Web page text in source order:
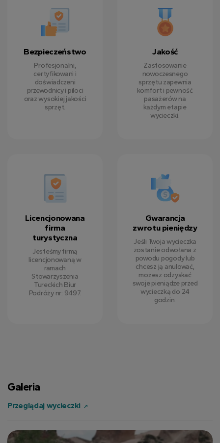
Bezpieczeństwo
Profesjonalni,
certyfikowani i
doświadczeni
przewodnicy i piloci
oraz wysokiej jakości
sprzęt.
Jakość
Zastosowanie
nowoczesnego
sprzętu zapewnia
komfort i pewność
pasażerów na
każdym etapie
wycieczki.
Licencjonowana
firma
turystyczna
Jesteśmy firmą
licencjonowaną w
ramach
Stowarzyszenia
Tureckich Biur
Podróży nr: 9497.
Gwarancja
zwrotu pieniędzy
Jeśli Twoja wycieczka
zostanie odwołana z
powodu pogody lub
chcesz ją anulować,
możesz odzyskać
swoje pieniądze przed
wycieczką do 24
godzin.
Galeria
Przeglądaj wycieczki